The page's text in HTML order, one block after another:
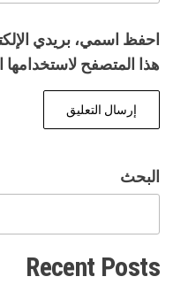
احفظ اسمي، بريدي
هذا المتصفح لاستخدامها
البحث
Recent Posts